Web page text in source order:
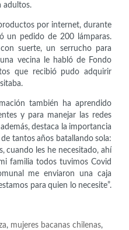
adultos.
por internet, durante
un pedido de 200 lámparas.
suerte, un serrucho para
vecina le habló de Fondo
que recibió pudo adquirir
también ha aprendido
y para manejar las redes
destaca la importancia
tantos años batallando sola:
cuando les he necesitado, ahí
familia todos tuvimos Covid
me enviaron una caja
para quien lo necesite”.
, mujeres bacanas chilenas,